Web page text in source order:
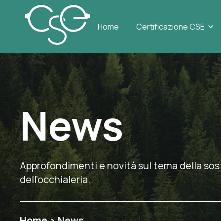
Home Certificazione CSE
News
Approfondimenti e novità sul tema della
dell’occhialeria.